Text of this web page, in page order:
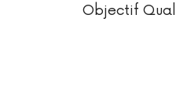
Objectif